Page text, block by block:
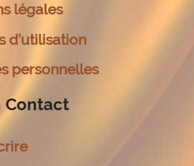
légales
d’utilisation
personnelles
Contact